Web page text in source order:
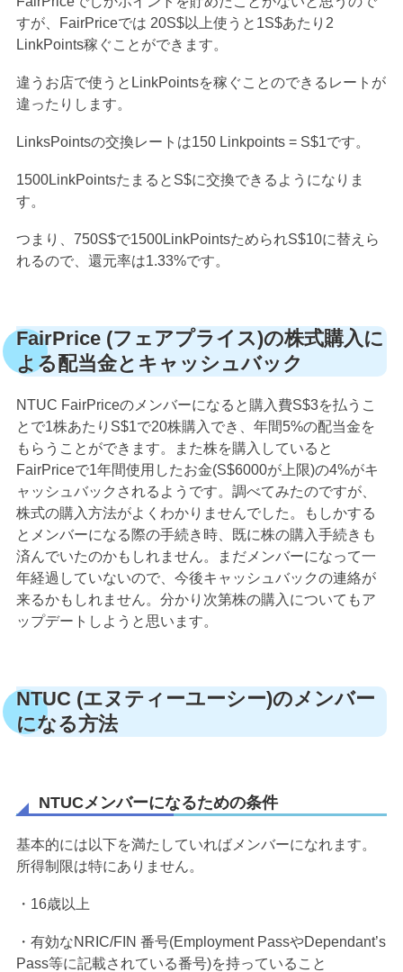
すが、FairPriceでは 20S$以上使うと1S$あたり2
LinkPoints稼ぐことができます。
違うお店で使うとLinkPointsを稼ぐことのできるレートが
違ったりします。
LinksPointsの交換レートは150 Linkpoints = S$1です。
1500LinkPointsたまるとS$に交換できるようになりま
す。
つまり、750S$で1500LinkPointsためられS$10に替えら
れるので、還元率は1.33%です。
FairPrice (フェアプライス)の株式購入に
よる配当金とキャッシュバック
NTUC FairPriceのメンバーになると購入費S$3を払うこ
とで1株あたりS$1で20株購入でき、年間5%の配当金を
もらうことができます。また株を購入していると
FairPriceで1年間使用したお金(S$6000が上限)の4%がキ
ャッシュバックされるようです。調べてみたのですが、
株式の購入方法がよくわかりませんでした。もしかする
とメンバーになる際の手続き時、既に株の購入手続きも
済んでいたのかもしれません。まだメンバーになって一
年経過していないので、今後キャッシュバックの連絡が
来るかもしれません。分かり次第株の購入についてもア
ップデートしようと思います。
NTUC (エヌティーユーシー)のメンバー
になる方法
NTUCメンバーになるための条件
基本的には以下を満たしていればメンバーになれます。
所得制限は特にありません。
・16歳以上
・有効なNRIC/FIN 番号(Employment PassやDependant’s
Pass等に記載されている番号)を持っていること